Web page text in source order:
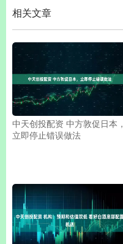
相关文章
中天创投配资 中方敦促日本，
立即停止错误做法